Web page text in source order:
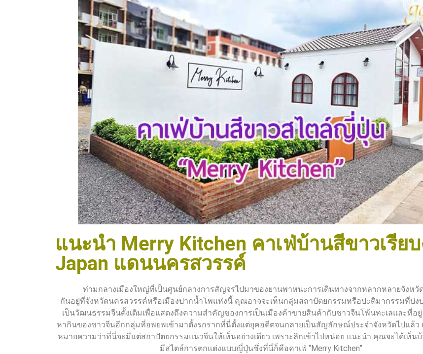
แนะนำ Merry Kitchen คาเฟ่บ้านสีขาวเรีย
Japan แดนนครสวรรค์
ท่ามกลางเมืองใหญ่ที่เป็นศูนย์กลางการสัญจรไปมาของยานพาหนะการเดินทางจากหลากหลายจังหวั
กันอยู่ที่จังหวัดนครสวรรค์หรือเมืองปากน้ำโพแห่งนี้ คุณอาจจะเห็นกลุ่มสถาปัตยกรรมหรือปะติมากรรมที่บ่ง
เป็นวัฒนธรรมจีนดั้งเดิมเพื่อแสดงถึงความสำคัญของการเป็นเมืองค้าขายสินค้ากับชาวจีนโพ้นทะเลและที่อ
หากินของชาวจีนอีกกลุ่มที่อพยพเข้ามาตั้งรกรากที่นี่ตั้งแต่ยุคอดีตจนกลายเป็นสัญลักษณ์ประจำจังหวัดไปแล้ว
หมายความว่าที่นี่จะมีแต่สถาปัตยกรรมแนวจีนให้เห็นอย่างเดียว เพราะลึกเข้าไปหน่อย แนะนำ คุณจะได้เห็น
มีสไตล์การตกแต่งแบบญี่ปุ่นซึ่งที่นี่ก็คือคาเฟ่ “Merry Kitchen”